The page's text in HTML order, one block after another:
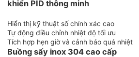
khiển PID thông minh
Hiển thị kỹ thuật số chính xác cao
Tự động điều chỉnh nhiệt độ tối ưu
Tích hợp hẹn giờ và cảnh báo quá nhiệt
Buồng sấy inox 304 cao cấp